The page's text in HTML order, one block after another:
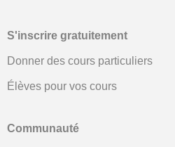
S'inscrire gratuitement
Donner des cours particuliers
Élèves pour vos cours
Communauté